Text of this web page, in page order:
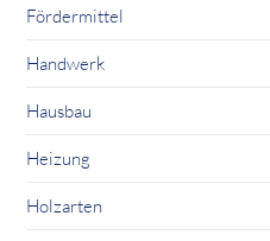
Fördermittel
Handwerk
Hausbau
Heizung
Holzarten